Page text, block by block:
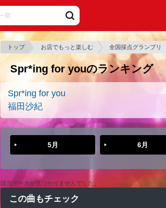
トップ お店でもっと楽しむ 全国採点グランプリ
Spr*ing for youのランキング
Spr*ing for you
福田沙紀
5月 6月
該当データが見つかりませんでした。
この曲もチェック